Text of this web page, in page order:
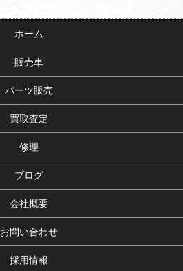
ホーム
販売車
パーツ販売
買取査定
修理
ブログ
会社概要
お問い合わせ
採用情報